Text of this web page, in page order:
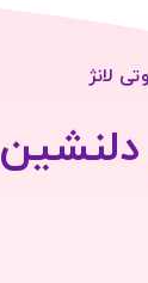
لانژ
دلنشین